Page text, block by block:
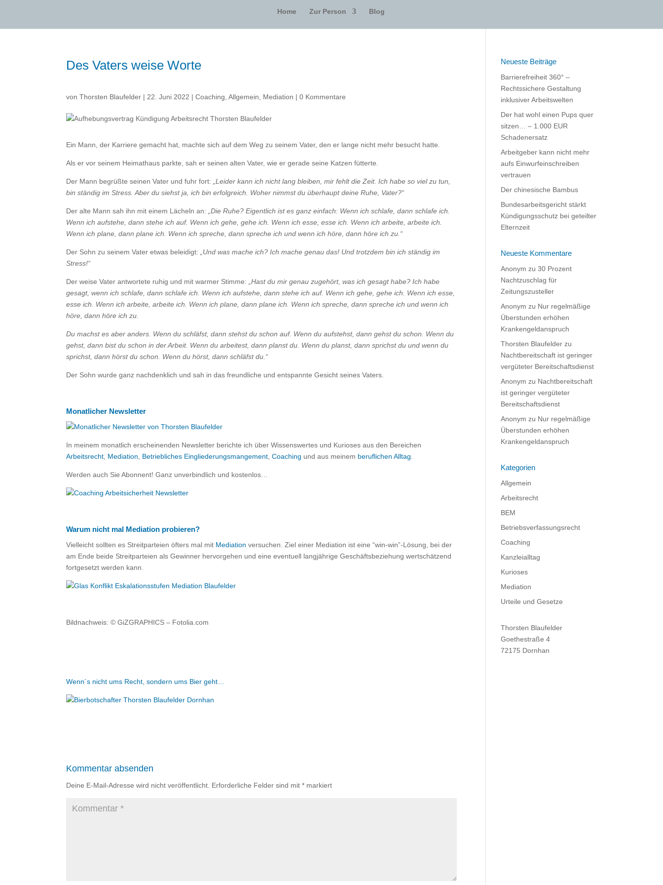
Home Zur Person Blog
Des Vaters weise Worte
vonThorsten Blaufelder | 22. Juni 2022 |Coaching ,Allgemein Mediation |0 Kommentare
Ein Mann, der Karriere gemacht hat, machte sich auf dem Weg zu seinem Vater, den er lange nicht mehr besucht hatte.
Als er vor seinem Heimathaus parkte, sah er seinen alten Vater, wie er gerade seine Katzen fütterte.
Der Mann begrüßte seinen Vater und fuhr fort:
„Leider kann ich nicht lang bleiben, mir fehlt die Zeit. Ich habe so viel zu tun,
bin ständig im Stress. Aber du siehst ja, ich bin erfolgreich. Woher nimmst du überhaupt deine Ruhe, Vater?“
Der alte Mann sah ihn mit einem Lächeln an:
„Die Ruhe? Eigentlich ist es ganz einfach: Wenn ich schlafe, dann schlafe ich.
Wenn ich aufstehe, dann stehe ich auf. Wenn ich gehe, gehe ich. Wenn ich esse, esse ich. Wenn ich arbeite, arbeite ich.
Wenn ich plane, dann plane ich. Wenn ich spreche, dann spreche ich und wenn ich höre, dann höre ich zu.“
Der Sohn zu seinem Vater etwas beleidigt:
„Und was mache ich? Ich mache genau das! Und trotzdem bin ich ständig im
Stress!“
Der weise Vater antwortete ruhig und mit warmer Stimme:
„Hast du mir genau zugehört, was ich gesagt habe? Ich habe
gesagt, wenn ich schlafe, dann schlafe ich. Wenn ich aufstehe, dann stehe ich auf. Wenn ich gehe, gehe ich. Wenn ich esse,
esse ich. Wenn ich arbeite, arbeite ich. Wenn ich plane, dann plane ich. Wenn ich spreche, dann spreche ich und wenn ich
höre, dann höre ich zu.
Du machst es aber anders. Wenn du schläfst, dann stehst du schon auf. Wenn du aufstehst, dann gehst du schon. Wenn du
gehst, dann bist du schon in der Arbeit. Wenn du arbeitest, dann planst du. Wenn du planst, dann sprichst du und wenn du
sprichst, dann hörst du schon. Wenn du hörst, dann schläfst du.“
Der Sohn wurde ganz nachdenklich und sah in das freundliche und entspannte Gesicht seines Vaters.
Monatlicher Newsletter
In meinem monatlich erscheinenden Newsletter berichte ich über Wissenswertes und Kurioses aus den Bereichen
Arbeitsrecht Mediation Betriebliches Eingliederungsmangement ,Coaching und aus meinem beruflichen Alltag
Werden auch Sie Abonnent! Ganz unverbindlich und kostenlos…
Warum nicht mal Mediation probieren?
Vielleicht sollten es Streitparteien öfters mal mit Mediation versuchen. Ziel einer Mediation ist eine “win-win”-Lösung, bei der
am Ende beide Streitparteien als Gewinner hervorgehen und eine eventuell langjährige Geschäftsbeziehung wertschätzend
fortgesetzt werden kann.
Bildnachweis: © GiZGRAPHICS – Fotolia.com
Wenn´s nicht ums Recht, sondern ums Bier geht…
Kommentar absenden
Deine E-Mail-Adresse wird nicht veröffentlicht. Erforderliche Felder sind mit* markiert
Neueste Beiträge
Barrierefreiheit 360° –
Rechtssichere Gestaltung
inklusiver Arbeitswelten
Der hat wohl einen Pups quer
sitzen… – 1.000 EUR
Schadenersatz
Arbeitgeber kann nicht mehr
aufs Einwurfeinschreiben
vertrauen
Der chinesische Bambus
Bundesarbeitsgericht stärkt
Kündigungsschutz bei geteilter
Elternzeit
Neueste Kommentare
Anonym zu30 Prozent
Nachtzuschlag für
Zeitungszusteller
Anonym zu Nur regelmäßige
Überstunden erhöhen
Krankengeldanspruch
Thorsten Blaufelder zu
Nachtbereitschaft ist geringer
vergüteter Bereitschaftsdienst
Anonym zu Nachtbereitschaft
ist geringer vergüteter
Bereitschaftsdienst
Anonym zu Nur regelmäßige
Überstunden erhöhen
Krankengeldanspruch
Kategorien
Allgemein
Arbeitsrecht
BEM
Betriebsverfassungsrecht
Coaching
Kanzleialltag
Kurioses
Mediation
Urteile und Gesetze
Thorsten Blaufelder
Goethestraße 4
72175 Dornhan